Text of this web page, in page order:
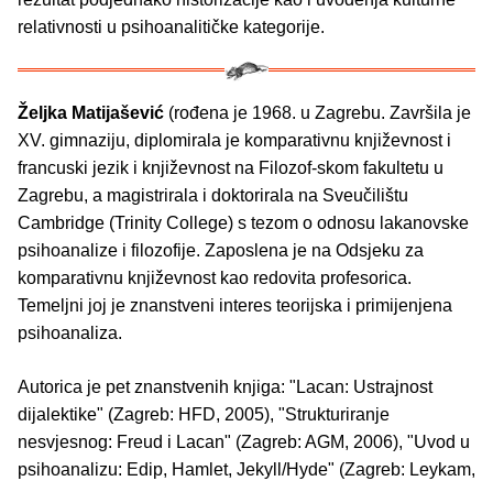
relativnosti u psihoanalitičke kategorije.
Željka Matijašević (rođena je 1968. u Zagrebu. Završila je
XV. gimnaziju, diplomirala je komparativnu književnost i
francuski jezik i književnost na Filozof-skom fakultetu u
Zagrebu, a magistrirala i doktorirala na Sveučilištu
Cambridge (Trinity College) s tezom o odnosu lakanovske
psihoanalize i filozofije. Zaposlena je na Odsjeku za
komparativnu književnost kao redovita profesorica.
Temeljni joj je znanstveni interes teorijska i primijenjena
psihoanaliza.
Autorica je pet znanstvenih knjiga: "Lacan: Ustrajnost
dijalektike" (Zagreb: HFD, 2005), "Strukturiranje
nesvjesnog: Freud i Lacan" (Zagreb: AGM, 2006), "Uvod u
psihoanalizu: Edip, Hamlet, Jekyll/Hyde" (Zagreb: Leykam,